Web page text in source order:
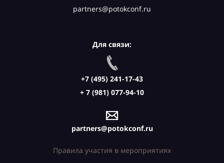
partners@potokconf.ru
Для связи:
+7 (495) 241-17-43
+ 7 (981) 077-94-10
partners@potokconf.ru
Правила участия в мероприятиях